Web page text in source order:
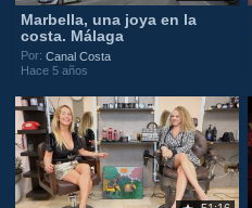
Marbella, una joya en la
costa. Málaga
Por:Canal Costa
Hace 5 años